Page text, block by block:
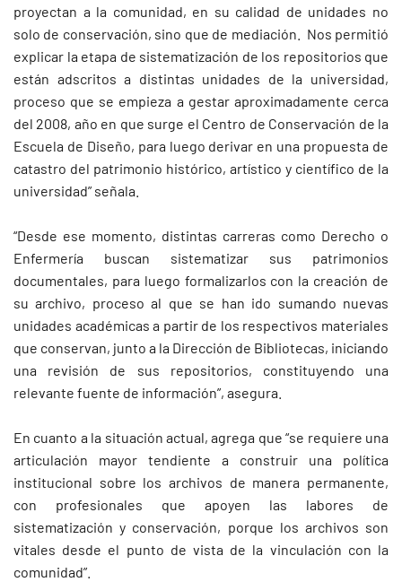
proyectan a la comunidad, en su calidad de unidades no
solo de conservación, sino que de mediación. Nos permitió
explicar la etapa de sistematización de los repositorios que
están adscritos a distintas unidades de la universidad,
proceso que se empieza a gestar aproximadamente cerca
del 2008, año en que surge el Centro de Conservación de la
Escuela de Diseño, para luego derivar en una propuesta de
catastro del patrimonio histórico, artístico y científico de la
universidad” señala.
“Desde ese momento, distintas carreras como Derecho o
Enfermería buscan sistematizar sus patrimonios
documentales, para luego formalizarlos con la creación de
su archivo, proceso al que se han ido sumando nuevas
unidades académicas a partir de los respectivos materiales
que conservan, junto a la Dirección de Bibliotecas, iniciando
una revisión de sus repositorios, constituyendo una
relevante fuente de información”, asegura.
En cuanto a la situación actual, agrega que “se requiere una
articulación mayor tendiente a construir una política
institucional sobre los archivos de manera permanente,
con profesionales que apoyen las labores de
sistematización y conservación, porque los archivos son
vitales desde el punto de vista de la vinculación con la
comunidad”.